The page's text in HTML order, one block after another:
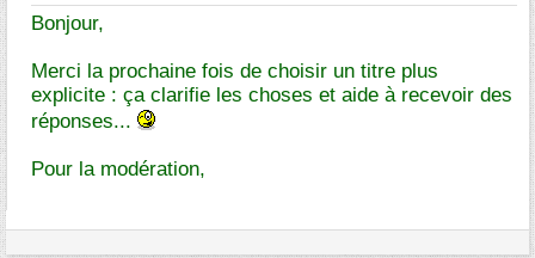
Bonjour,
Merci la prochaine fois de choisir un titre plus
explicite : ça clarifie les choses et aide à recevoir des
réponses...
Pour la modération,